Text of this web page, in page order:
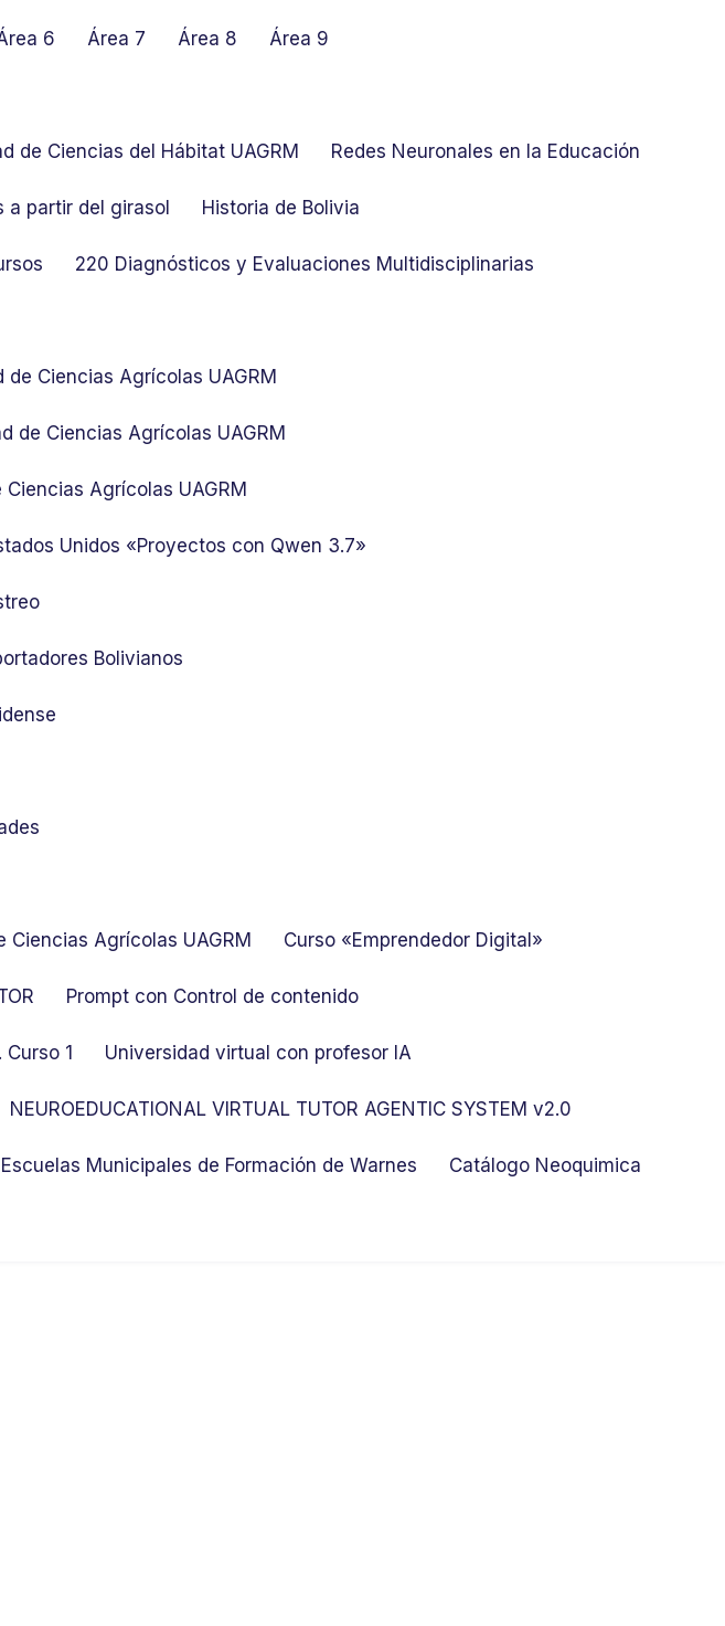
6 Área 7 Área 8 Área 9
de Ciencias del Hábitat UAGRM Redes Neuronales en la Educación
a partir del girasol Historia de Bolivia
220 Diagnósticos y Evaluaciones Multidisciplinarias
Ciencias Agrícolas UAGRM
de Ciencias Agrícolas UAGRM
Agrícolas UAGRM
Unidos «Proyectos con Qwen 3.7»
Bolivianos
Agrícolas UAGRM Curso «Emprendedor Digital»
Prompt con Control de contenido
Curso 1 Universidad virtual con profesor IA
NEUROEDUCATIONAL VIRTUAL TUTOR AGENTIC SYSTEM v2.0
Escuelas Municipales de Formación de Warnes Catálogo Neoquimica